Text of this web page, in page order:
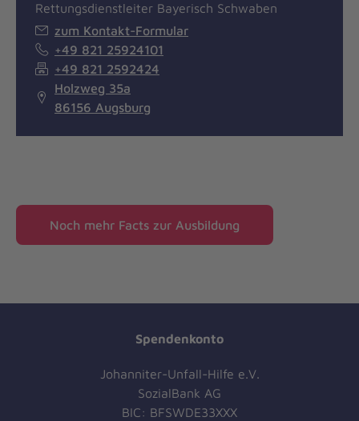
Rettungsdienstleiter Bayerisch Schwaben
zum Kontakt-Formular
+49 821 25924101
+49 821 2592424
Holzweg 35a
86156 Augsburg
Noch mehr Facts zur Ausbildung
Spendenkonto
Johanniter-Unfall-Hilfe e.V.
SozialBank AG
BIC: BFSWDE33XXX